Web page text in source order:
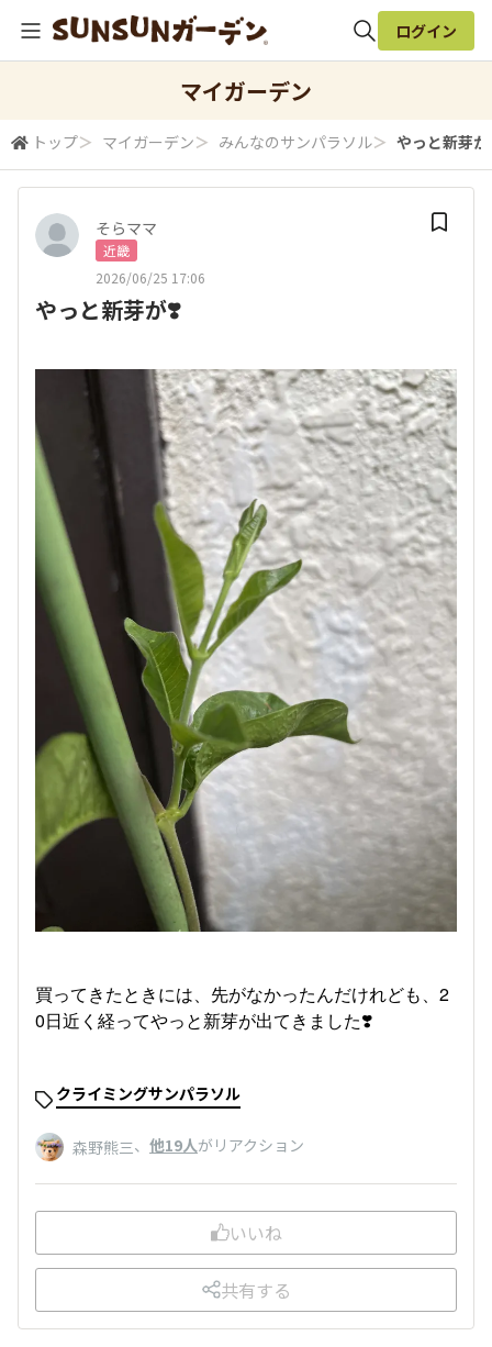
検索
ログイン
マイガーデン
トップ＞ マイガーデン＞ みんなのサンパラソル＞ やっと新芽
そらママ
近畿
2026/06/25 17:06
やっと新芽が❣️
買ってきたときには、先がなかったんだけれども、2
0日近く経ってやっと新芽が出てきました❣️
クライミングサンパラソル
森野熊三、 他19人がリアクション
いいね
共有する